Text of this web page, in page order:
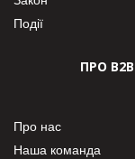
Події
ПРО В2В
Про нас
Наша команда